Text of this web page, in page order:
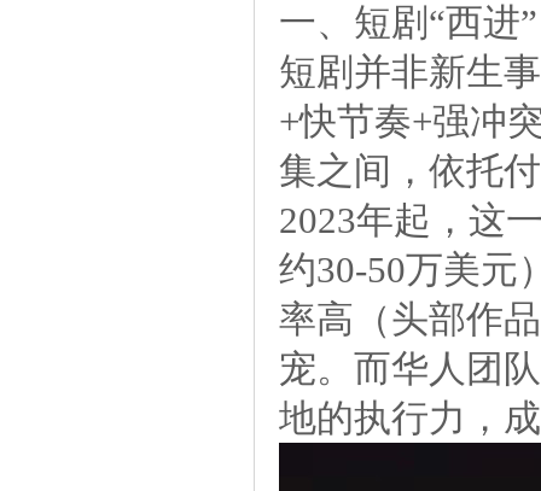
一、短剧“西进
短剧并非新生
+快节奏+强冲
集之间，依托
2023年起，这
约30-50万美元
率高（头部作
宠。而华人团
地的执行力，